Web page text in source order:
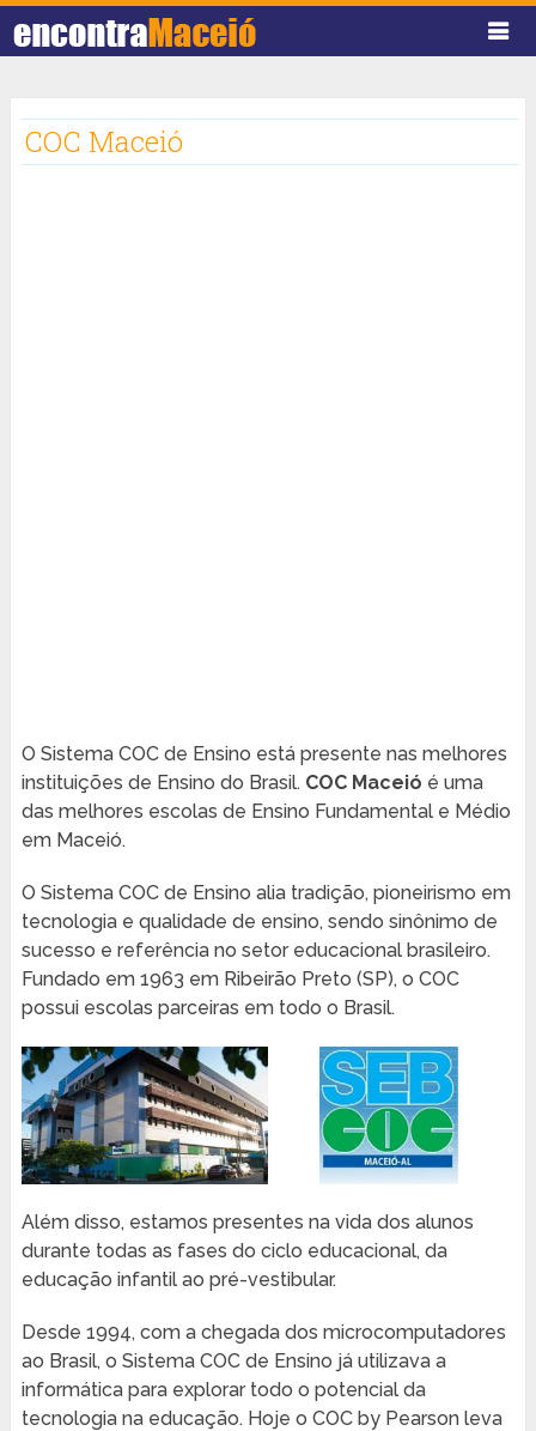
COC Maceió
O Sistema COC de Ensino está presente nas melhores
instituições de Ensino do Brasil.COC Maceió é uma
das melhores escolas de Ensino Fundamental e Médio
em Maceió.
O Sistema COC de Ensino alia tradição, pioneirismo em
tecnologia e qualidade de ensino, sendo sinônimo de
sucesso e referência no setor educacional brasileiro.
Fundado em 1963 em Ribeirão Preto (SP), o COC
possui escolas parceiras em todo o Brasil.
Além disso, estamos presentes na vida dos alunos
durante todas as fases do ciclo educacional, da
educação infantil ao pré-vestibular.
Desde 1994, com a chegada dos microcomputadores
ao Brasil, o Sistema COC de Ensino já utilizava a
informática para explorar todo o potencial da
tecnologia na educação. Hoje o COC by Pearson leva